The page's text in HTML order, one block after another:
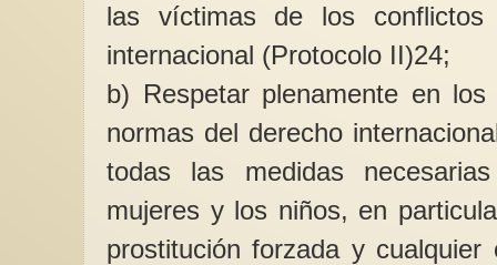
las víctimas de los conflictos
internacional (Protocolo II)24;
b) Respetar plenamente en
normas del derecho
todas las medidas
mujeres y los niños, en
prostitución forzada y